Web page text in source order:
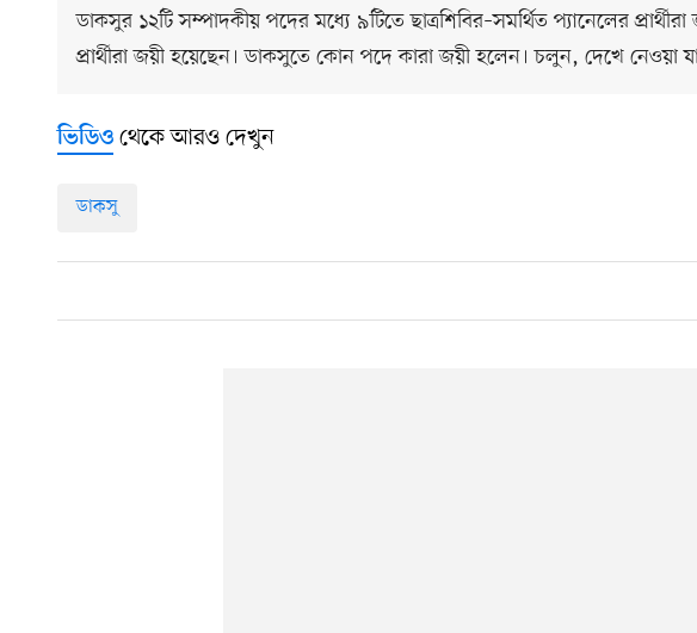
ডাকসুর ১২টি সম্পাদকীয় পদের মধ্যে ৯টিতে ছাত্রশিবির–সমর্থিত প্যানেলের প্রার্থীরা
প্রার্থীরা জয়ী হয়েছেন। ডাকসুতে কোন পদে কারা জয়ী হলেন। চলুন, দেখে নেওয়া
ভিডিও থেকে আরও দেখুন
ডাকসু